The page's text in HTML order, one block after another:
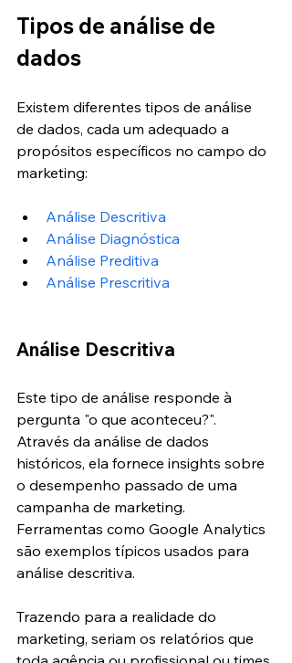
Tipos de análise de
dados
Existem diferentes tipos de análise
de dados, cada um adequado a
propósitos específicos no campo do
marketing:
Análise Descritiva
Análise Diagnóstica
Análise Preditiva
Análise Prescritiva
Análise Descritiva
Este tipo de análise responde à
pergunta "o que aconteceu?".
Através da análise de dados
históricos, ela fornece insights sobre
o desempenho passado de uma
campanha de marketing.
Ferramentas como Google Analytics
são exemplos típicos usados para
análise descritiva.
Trazendo para a realidade do
marketing, seriam os relatórios que